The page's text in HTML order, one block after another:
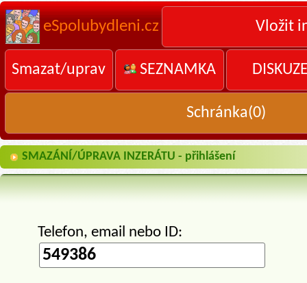
eSpolubydleni.cz Vložit
Smazat/uprav SEZNAMKA
Schránka(0)
SMAZÁNÍ/ÚPRAVA INZERÁTU - přihlášení
Telefon, email nebo ID: